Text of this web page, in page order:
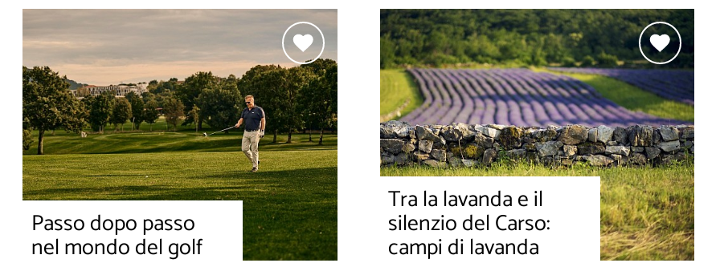
Passo dopo passo
nel mondo del golf
Tra la lavanda e il
silenzio del Carso:
campi di lavanda